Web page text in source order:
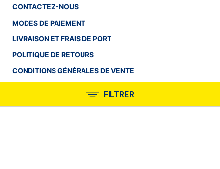
FILTRER
CONTACTEZ-NOUS
MODES DE PAIEMENT
LIVRAISON ET FRAIS DE PORT
POLITIQUE DE RETOURS
CONDITIONS GÉNÉRALES DE VENTE